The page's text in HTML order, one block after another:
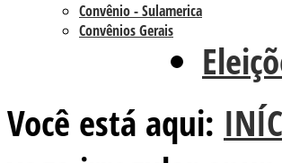
Convênio - Sulamerica
Convênios Gerais
Você está aqui: